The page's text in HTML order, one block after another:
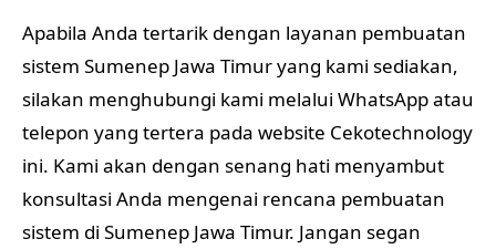
Apabila Anda tertarik dengan layanan pembuatan
sistem Sumenep Jawa Timur yang kami sediakan,
silakan menghubungi kami melalui WhatsApp atau
telepon yang tertera pada website Cekotechnology
ini. Kami akan dengan senang hati menyambut
konsultasi Anda mengenai rencana pembuatan
sistem di Sumenep Jawa Timur. Jangan segan